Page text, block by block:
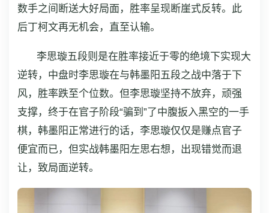
数手之间断送大好局面，胜率呈现断崖式反转。此
后丁柯文再无机会，直至认输。
李思璇五段则是在胜率接近于零的绝境下实现大
逆转，中盘时李思璇在与韩墨阳五段之战中落于下
风，胜率跌至个位数。但李思璇坚持不放弃，顽强
支撑，终于在官子阶段“骗到”了中腹扳入黑空的一手
棋，韩墨阳正常进行的话，李思璇仅仅是赚点官子
便宜而已，但实战韩墨阳左思右想，出现错觉而退
让，致局面逆转。